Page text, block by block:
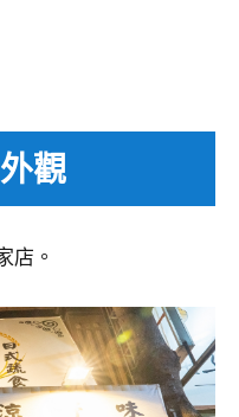
觀
店。